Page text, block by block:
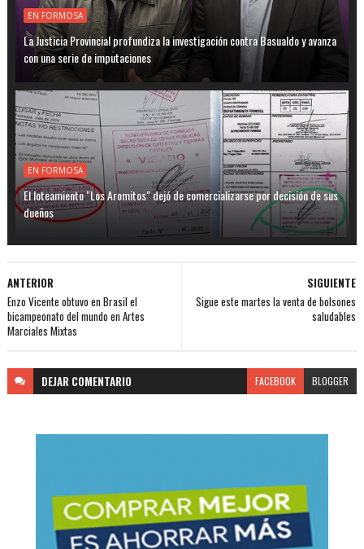
EN FORMOSA
La Justicia Provincial profundiza la investigación contra Basualdo y avanza
con una serie de imputaciones
EN FORMOSA
El loteamiento "Los Aromitos" dejó de comercializarse por decisión de sus
dueños
SIGUIENTE
Sigue este martes la venta de bolsones
saludables
ANTERIOR
Enzo Vicente obtuvo en Brasil el
bicampeonato del mundo en Artes
Marciales Mixtas
DEJAR COMENTARIO FACEBOOK BLOGGER